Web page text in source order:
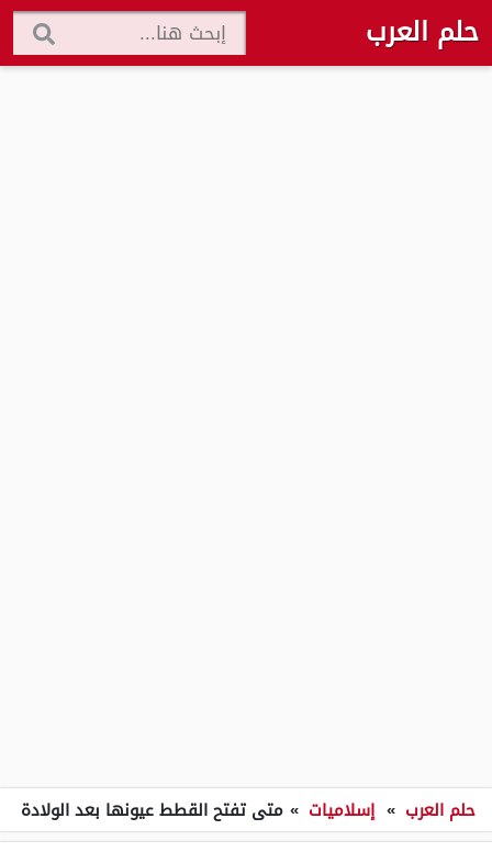
حلم العرب
حلم العرب » إسلاميات » متى تفتح القطط عيونها بعد الولادة